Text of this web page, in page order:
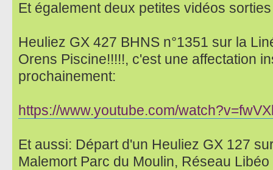
Et également deux petites vidéos
Heuliez GX 427 BHNS n°1351 sur la
Orens Piscine!!!!!, c'est une affectation
prochainement:
https://www.youtube.com/
Et aussi: Départ d'un Heuliez GX 127
Malemort Parc du Moulin, Réseau